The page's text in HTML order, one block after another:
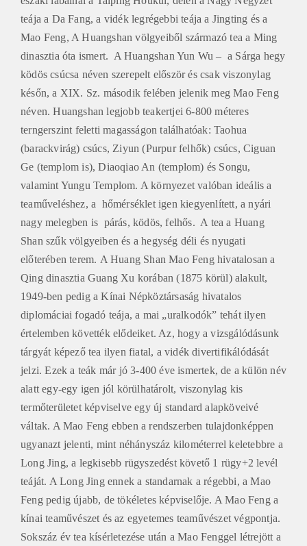
teája a Da Fang, a vidék legrégebbi teája a Jingting és a
Mao Feng, A Huangshan völgyeiből származó tea a Ming
dinasztia óta ismert. A Huangshan Yun Wu – a Sárga hegy
ködös csúcsa néven szerepelt először és csak viszonylag
későn, a XIX. Sz. második felében jelenik meg Mao Feng
néven. Huangshan legjobb teakertjei 6-800 méteres
terngerszint feletti magasságon találhatóak: Taohua
(barackvirág) csúcs, Ziyun (Purpur felhők) csúcs, Ciguan
Ge (templom is), Diaoqiao An (templom) és Songu,
valamint Yungu Templom. A környezet valóban ideális a
teaműveléshez, a hőmérséklet igen kiegyenlített, a nyári
nagy melegben is párás, ködös, felhős. A tea a Huang
Shan szűk völgyeiben és a hegység déli és nyugati
előterében terem. A Huang Shan Mao Feng hivatalosan a
Qing dinasztia Guang Xu korában (1875 körül) alakult,
1949-ben pedig a Kínai Népköztársaság hivatalos
diplomáciai fogadó teája, a mai „uralkodók” tehát ilyen
értelemben követték elődeiket. Az, hogy a vizsgálódásunk
tárgyát képező tea ilyen fiatal, a vidék divertifikálódását
jelzi. Ezek a teák már jó 3-400 éve ismertek, de a külön név
alatt egy-egy igen jól körülhatárolt, viszonylag kis
termőterületet képviselve egy új standard alapköveivé
váltak. A Mao Feng ebben a rendszerben tulajdonképpen
ugyanazt jelenti, mint néhányszáz kilométerrel keletebbre a
Long Jing, a legkisebb rügyszedést követő 1 rügy+2 levél
teáját. A Long Jing ennek a standarnak a régebbi, a Mao
Feng pedig újabb, de tökéletes képviselője. A Mao Feng a
kínai teaművészet és az egyetemes teaművészet végpontja.
Sokszáz év tea kísérletezése után a Mao Fenggel létrejött a